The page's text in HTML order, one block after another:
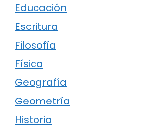
Educación
Escritura
Filosofía
Física
Geografía
Geometría
Historia